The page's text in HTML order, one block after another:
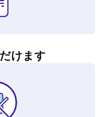
けます